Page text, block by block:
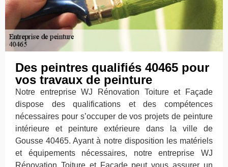
Des peintres qualifiés 40465 pour
vos travaux de peinture
Notre entreprise WJ Rénovation Toiture et Façade
dispose des qualifications et des compétences
nécessaires pour s’occuper de vos projets de peinture
intérieure et peinture extérieure dans la ville de
Gousse 40465. Ayant à notre disposition les matériels
et équipements nécessaires, notre entreprise WJ
Rénovation Toiture et Façade peut vous assurer un